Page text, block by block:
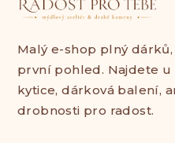
Malý e-shop plný
první pohled. Najdete u
kytice, dárková balení,
drobnosti pro radost.